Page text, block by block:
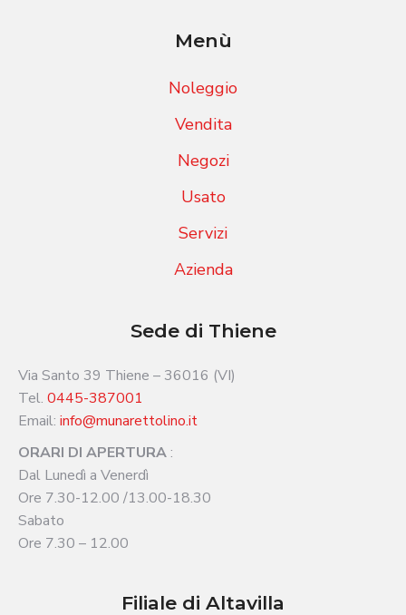
Menù
Noleggio
Vendita
Negozi
Usato
Servizi
Azienda
Sede di Thiene
Via Santo 39 Thiene – 36016 (VI)
Tel. 0445-387001
Email: info@munarettolino.it
ORARI DI APERTURA:
Dal Lunedì a Venerdì
Ore 7.30-12.00 /13.00-18.30
Sabato
Ore 7.30 – 12.00
Filiale di Altavilla